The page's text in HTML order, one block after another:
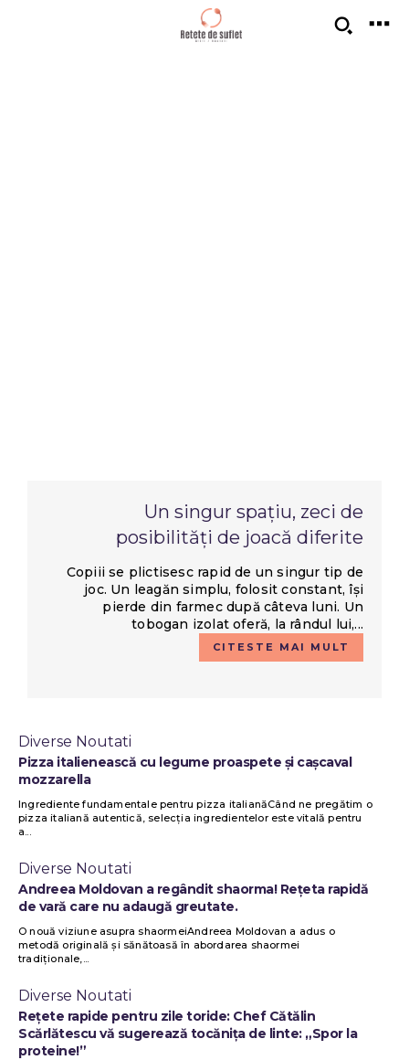
Un singur spațiu, zeci de
posibilități de joacă diferite
Copiii se plictisesc rapid de un singur tip de
joc. Un leagăn simplu, folosit constant, își
pierde din farmec după câteva luni. Un
tobogan izolat oferă, la rândul lui,...
CITESTE MAI MULT
Diverse Noutati
Pizza italienească cu legume proaspete și cașcaval
mozzarella
Ingrediente fundamentale pentru pizza italianăCând ne pregătim o
pizza italiană autentică, selecția ingredientelor este vitală pentru
a...
Diverse Noutati
Andreea Moldovan a regândit shaorma! Rețeta rapidă
de vară care nu adaugă greutate.
O nouă viziune asupra shaormeiAndreea Moldovan a adus o
metodă originală și sănătoasă în abordarea shaormei
tradiționale,...
Diverse Noutati
Rețete rapide pentru zile toride: Chef Cătălin
Scărlătescu vă sugerează tocănița de linte: „Spor la
proteine!”